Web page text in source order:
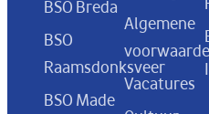
BSO Breda
BSO
Raamsdonksveer
BSO Made
Algemene
Vacatures